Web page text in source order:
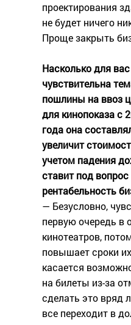
проектирования
не будет ничего
Проще закрыть
Насколько для
чувствительна
пошлины на ввоз
для кинопоказа с
года она
увеличит
учетом падения
ставит под
рентабельность
— Безусловно,
первую очередь в
кинотеатров,
повышает сроки
касается
на билеты из-за
сделать это вряд
все переходит в